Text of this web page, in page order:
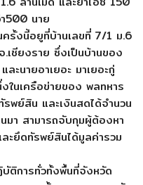
500 นาย
ครั้งนี้อยูที่บ้านเลขที่ 7/1 ม.6
เชียงราย ซึ่งเป็นบ้านของ
ะนายอาเยอะ มาเยอะกู่
ในเครือข่ายของ พลทหาร
พย์สิน และเงินสดได้จำนวน
มา สามารถจับกุมผู้ต้องหา
ะยึดทัรพย์สินได้มูลค่ารวม
ติการทั่วทั้งพื้นที่จังหวัด